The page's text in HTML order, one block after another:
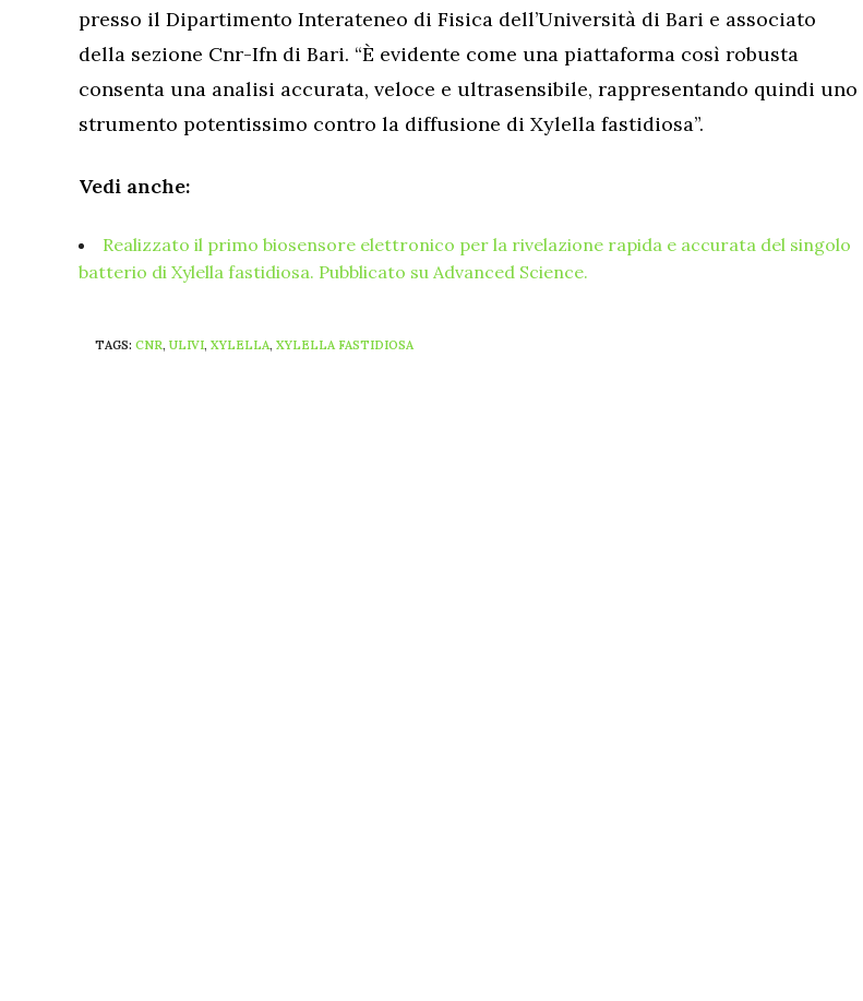
presso il Dipartimento Interateneo di Fisica dell’Università di Bari e associato
della sezione Cnr-Ifn di Bari. “È evidente come una piattaforma così robusta
consenta una analisi accurata, veloce e ultrasensibile, rappresentando quindi uno
strumento potentissimo contro la diffusione di Xylella fastidiosa”.
Vedi anche:
Realizzato il primo biosensore elettronico per la rivelazione rapida e accurata del singolo
batterio di Xylella fastidiosa. Pubblicato su Advanced Science.
TAGS: CNR, ULIVI, XYLELLA, XYLELLA FASTIDIOSA